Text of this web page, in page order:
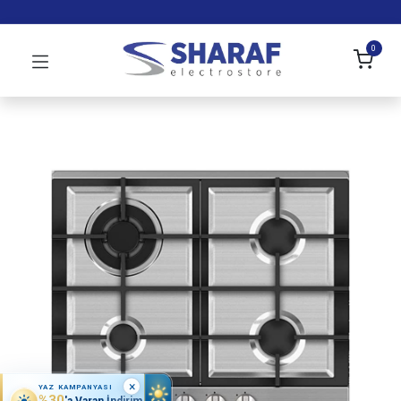
0
YAZ KAMPANYASI ×